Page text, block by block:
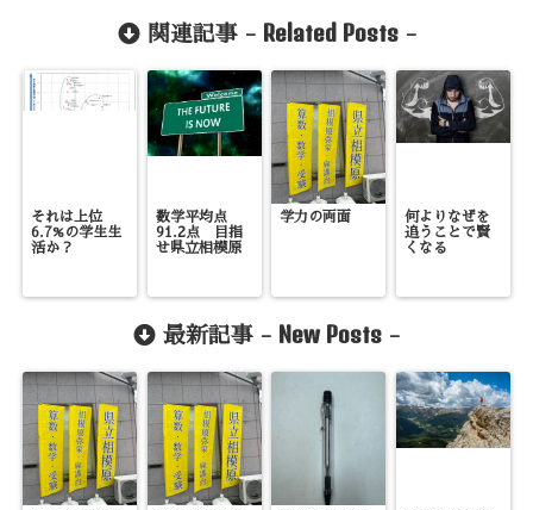
関連記事 - Related Posts-
それは上位
6.7%の学生生
活か？
数学平均点
91.2点 目指
せ県立相模原
学力の両面
何よりなぜを
追うことで賢
くなる
最新記事 - New Posts -